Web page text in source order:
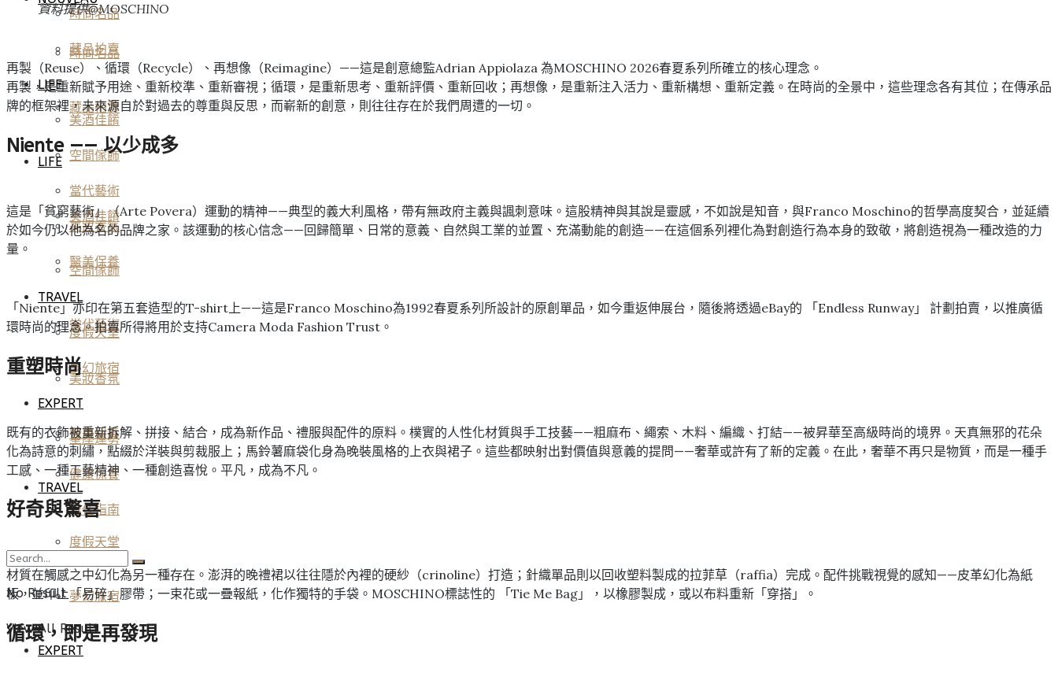
時尚名品
藏品拍賣
LIFE
美酒佳餚
空間傢飾
當代藝術
美妝香氛
醫美保養
TRAVEL
度假天堂
夢幻旅宿
EXPERT
時尚名品
藏品拍賣
LIFE
美酒佳餚
空間傢飾
當代藝術
美妝香氛
醫美保養
TRAVEL
度假天堂
夢幻旅宿
EXPERT
星座運勢
健康保養
雅仕指南
No Result
View All Result
資料提供@MOSCHINO
再製（Reuse）、循環（Recycle）、再想像（Reimagine）——這是創意總監Adrian Appiolaza 為MOSCHINO 2026春夏系列所確立的核心理念。
再製，是重新賦予用途、重新校準、重新審視；循環，是重新思考、重新評價、重新回收；再想像，是重新注入活力、重新構想、重新定義。在時尚的全景中，這些理念各有其位；在傳承品
牌的框架裡，未來源自於對過去的尊重與反思，而嶄新的創意，則往往存在於我們周遭的一切。
Niente —— 以少成多
這是「貧窮藝術」（Arte Povera）運動的精神——典型的義大利風格，帶有無政府主義與諷刺意味。這股精神與其說是靈感，不如說是知音，與Franco Moschino的哲學高度契合，並延續
於如今仍以他為名的品牌之家。該運動的核心信念——回歸簡單、日常的意義、自然與工業的並置、充滿動能的創造——在這個系列裡化為對創造行為本身的致敬，將創造視為一種改造的力
量。
「Niente」亦印在第五套造型的T-shirt上——這是Franco Moschino為1992春夏系列所設計的原創單品，如今重返伸展台，隨後將透過eBay的 「Endless Runway」 計劃拍賣，以推廣循
環時尚的理念。拍賣所得將用於支持Camera Moda Fashion Trust。
重塑時尚
既有的衣飾被重新拆解、拼接、結合，成為新作品、禮服與配件的原料。樸實的人性化材質與手工技藝——粗麻布、繩索、木料、編織、打結——被昇華至高級時尚的境界。天真無邪的花朵
化為詩意的刺繡，點綴於洋裝與剪裁服上；馬鈴薯麻袋化身為晚裝風格的上衣與裙子。這些都映射出對價值與意義的提問——奢華或許有了新的定義。在此，奢華不再只是物質，而是一種手
工感、一種工藝精神、一種創造喜悅。平凡，成為不凡。
好奇與驚喜
材質在觸感之中幻化為另一種存在。澎湃的晚禮裙以往往隱於內裡的硬紗（crinoline）打造；針織單品則以回收塑料製成的拉菲草（raffia）完成。配件挑戰視覺的感知——皮革幻化為紙
板，並印上「易碎」膠帶；一束花或一疊報紙，化作獨特的手袋。MOSCHINO標誌性的 「Tie Me Bag」，以橡膠製成，或以布料重新「穿搭」。
循環，即是再發現